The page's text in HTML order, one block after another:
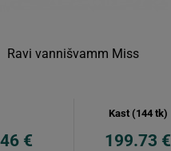
Ravi vannišvamm Miss
€
Kast (144 tk)
199.73 €